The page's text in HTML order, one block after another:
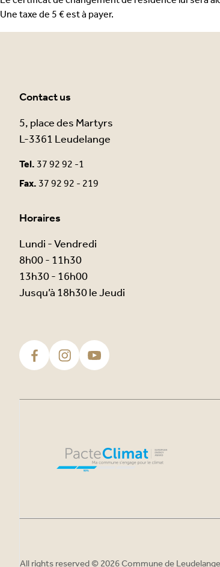
Une taxe de 5 € est à payer.
Contact us
5, place des Martyrs
L-3361 Leudelange
Tel.37 92 92 -1
Fax.37 92 92 - 219
Horaires
Lundi - Vendredi
8h00 - 11h30
13h30 - 16h00
Jusqu’à 18h30 le Jeudi